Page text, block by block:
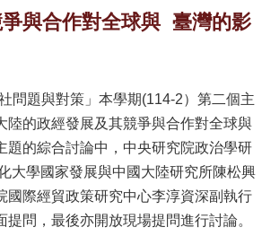
與合作對全球與 臺灣的影
問題與對策」本學期(114-2）第二個主
陸的政經發展及其競爭與合作對全球與
題的綜合討論中，中央研究院政治學研
大學國家發展與中國大陸研究所陳松興
國際經貿政策研究中心李淳資深副執行
問，最後亦開放現場提問進行討論。